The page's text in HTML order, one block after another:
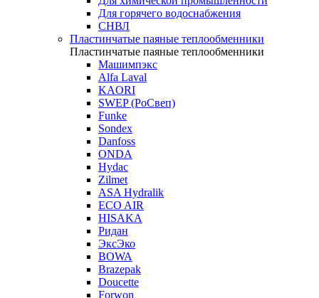
Для горячего водоснабжения
СНВЛ
Пластинчатые паяные теплообменники
Пластинчатые паяные теплообменники
Машимпэкс
Alfa Laval
KAORI
SWEP (РоСвеп)
Funke
Sondex
Danfoss
ONDA
Hydac
Zilmet
ASA Hydralik
ECO AIR
HISAKA
Ридан
ЭксЭко
BOWA
Brazepak
Doucette
Forwon